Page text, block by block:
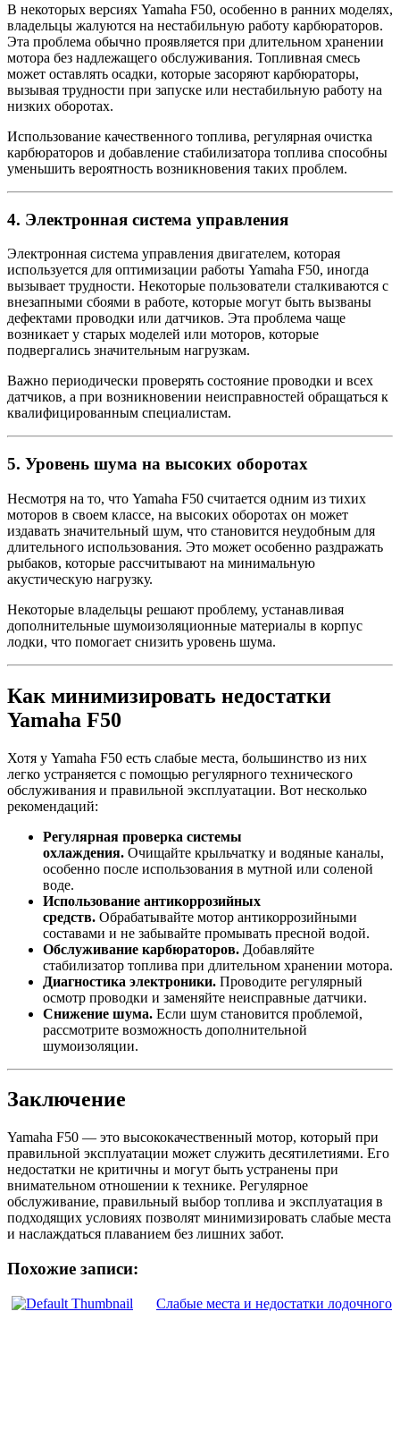
В некоторых версиях Yamaha F50, особенно в ранних моделях,
владельцы жалуются на нестабильную работу карбюраторов.
Эта проблема обычно проявляется при длительном хранении
мотора без надлежащего обслуживания. Топливная смесь
может оставлять осадки, которые засоряют карбюраторы,
вызывая трудности при запуске или нестабильную работу на
низких оборотах.
Использование качественного топлива, регулярная очистка
карбюраторов и добавление стабилизатора топлива способны
уменьшить вероятность возникновения таких проблем.
4. Электронная система управления
Электронная система управления двигателем, которая
используется для оптимизации работы Yamaha F50, иногда
вызывает трудности. Некоторые пользователи сталкиваются с
внезапными сбоями в работе, которые могут быть вызваны
дефектами проводки или датчиков. Эта проблема чаще
возникает у старых моделей или моторов, которые
подвергались значительным нагрузкам.
Важно периодически проверять состояние проводки и всех
датчиков, а при возникновении неисправностей обращаться к
квалифицированным специалистам.
5. Уровень шума на высоких оборотах
Несмотря на то, что Yamaha F50 считается одним из тихих
моторов в своем классе, на высоких оборотах он может
издавать значительный шум, что становится неудобным для
длительного использования. Это может особенно раздражать
рыбаков, которые рассчитывают на минимальную
акустическую нагрузку.
Некоторые владельцы решают проблему, устанавливая
дополнительные шумоизоляционные материалы в корпус
лодки, что помогает снизить уровень шума.
Как минимизировать недостатки
Yamaha F50
Хотя у Yamaha F50 есть слабые места, большинство из них
легко устраняется с помощью регулярного технического
обслуживания и правильной эксплуатации. Вот несколько
рекомендаций:
Регулярная проверка системы
охлаждения. Очищайте крыльчатку и водяные каналы,
особенно после использования в мутной или соленой
воде.
Использование антикоррозийных
средств. Обрабатывайте мотор антикоррозийными
составами и не забывайте промывать пресной водой.
Обслуживание карбюраторов. Добавляйте
стабилизатор топлива при длительном хранении мотора.
Диагностика электроники. Проводите регулярный
осмотр проводки и заменяйте неисправные датчики.
Снижение шума. Если шум становится проблемой,
рассмотрите возможность дополнительной
шумоизоляции.
Заключение
Yamaha F50 — это высококачественный мотор, который при
правильной эксплуатации может служить десятилетиями. Его
недостатки не критичны и могут быть устранены при
внимательном отношении к технике. Регулярное
обслуживание, правильный выбор топлива и эксплуатация в
подходящих условиях позволят минимизировать слабые места
и наслаждаться плаванием без лишних забот.
Похожие записи:
Слабые места и недостатки лодочного